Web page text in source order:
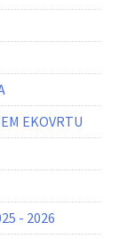
EKOVRTU
- 2026